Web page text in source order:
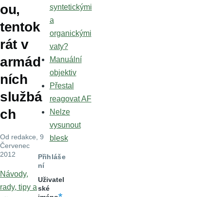
ou,
tentok
rát v
armád
ních
službá
ch
Od redakce , 9
Červenec
2012
Návody,
rady, tipy a
syntetickými
a
organickými
vaty?
Manuální
objektiv
Přestal
reagovat AF
Nelze
vysunout
blesk
Přihláše
ní
Uživatel
ské